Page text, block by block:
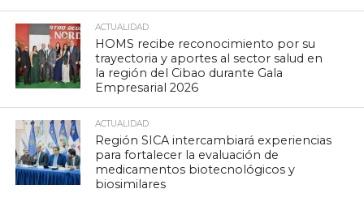
ACTUALIDAD
HOMS recibe reconocimiento por su
trayectoria y aportes al sector salud en
la región del Cibao durante Gala
Empresarial 2026
ACTUALIDAD
Región SICA intercambiará experiencias
para fortalecer la evaluación de
medicamentos biotecnológicos y
biosimilares